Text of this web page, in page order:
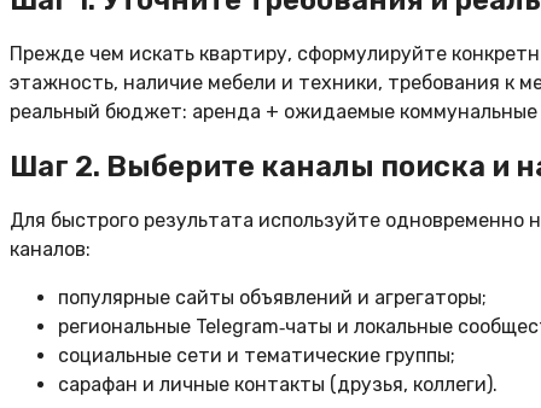
Прежде чем искать квартиру, сформулируйте
этажность, наличие мебели и техники, требования к
реальный бюджет: аренда + ожидаемые
Шаг 2. Выберите каналы поиска и
Для быстрого результата используйте одновременно
каналов:
популярные сайты объявлений и агрегаторы;
региональные Telegram‑чаты и локальные
социальные сети и тематические группы;
сарафан и личные контакты (друзья, коллеги).